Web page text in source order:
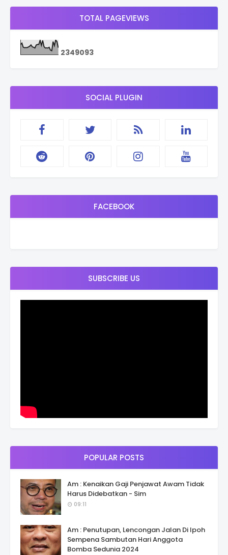
TOTAL PAGEVIEWS
2349093
SOCIAL PLUGIN
FACEBOOK
SUBSCRIBE US
POPULAR POSTS
Am : Kenaikan Gaji Penjawat Awam Tidak
Harus Didebatkan - Sim
09:11
Am : Penutupan, Lencongan Jalan Di Ipoh
Sempena Sambutan Hari Anggota
Bomba Sedunia 2024